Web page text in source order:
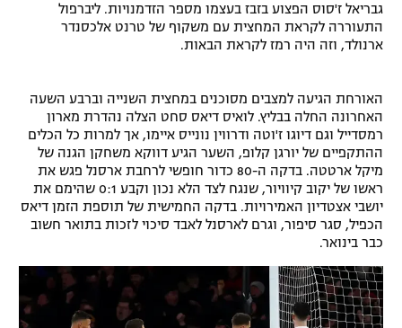
תקנון פעילות ספורט 1
הצטרפות לחבילת הערוצים
לוח דרושים – ג'ובנט
תגיות
המגזין
גבריאל ז'סוס הפצוע בזבז בעצמו מספר הזדמנויות. ליברפול
התעוררה לקראת המחצית עם משקוף של טרנט אלכסנדר
ארנולד, וזה היה רמז לקראת הבאות.
האורחת הגיעה למצבים מסוכנים במחצית השנייה וברבע השעה
האחרונה החלה בבליץ. לואיס דיאס סחט הצלה נהדרת מארון
רמסדייל וגם דיוגו ז'וטה ודרווין נונייס איימו, אך למרות כל הכלים
ההתקפיים של יורגן קלופ, השער הגיע דווקא משחקן הגנה של
מיקל ארטטה. בדקה ה-80 כדור חופשי לרחבת ארסנל פגש את
ראשו של יקוב קיוויור, שנגח לצד הלא נכון וקבע 0:1 שהימם את
יושבי אצטדיון האמירויות. בדקה החמישית של תוספת הזמן דיאס
הכפיל, סגר סיפור, וגרם לארסנל לאבד סיכוי לזכות בתואר חשוב
כבר בינואר.